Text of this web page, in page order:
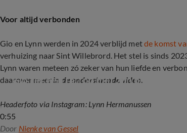
Voor altijd verbonden
Gio en Lynn werden in 2024 verblijd metde komst
verhuizing naar Sint Willebrord. Het stel is sinds
Lynn waren meteen zó zeker van hun liefde en
daarover meer in de onderstaande video.
0:55
Gio zet een tattoo met zijn nieuwe
Headerfoto via Instagram: Lynn Hermanussen
Door Nienke van Gessel